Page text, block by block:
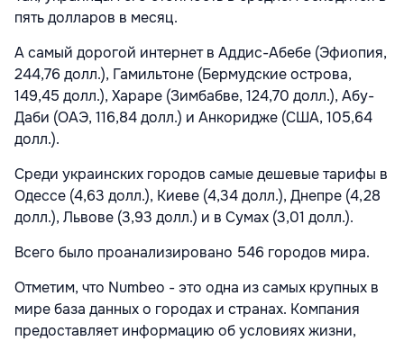
пять долларов в месяц.
А самый дорогой интернет в Аддис-Абебе (Эфиопия,
244,76 долл.), Гамильтоне (Бермудские острова,
149,45 долл.), Хараре (Зимбабве, 124,70 долл.), Абу-
Даби (ОАЭ, 116,84 долл.) и Анкоридже (США, 105,64
долл.).
Среди украинских городов самые дешевые тарифы в
Одессе (4,63 долл.), Киеве (4,34 долл.), Днепре (4,28
долл.), Львове (3,93 долл.) и в Сумах (3,01 долл.).
Всего было проанализировано 546 городов мира.
Отметим, что Numbeo - это одна из самых крупных в
мире база данных о городах и странах. Компания
предоставляет информацию об условиях жизни,